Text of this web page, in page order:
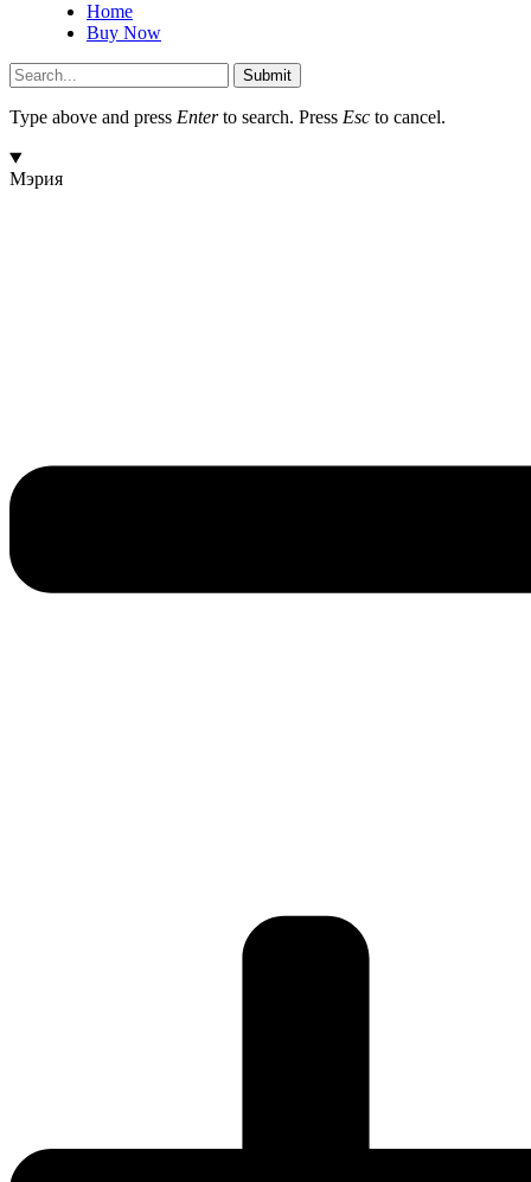
Home
Buy Now
Submit
Type above and press Enterto search. Press Esc to cancel.
Мэрия